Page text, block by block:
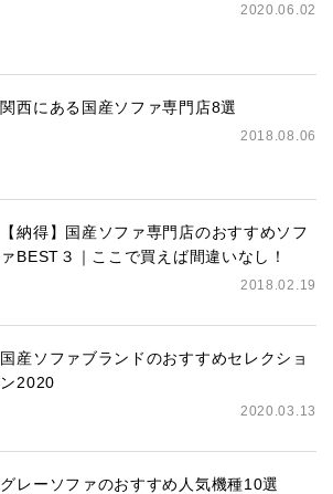
2020.06.02
関西にある国産ソファ専門店8選
2018.08.06
【納得】国産ソファ専門店のおすすめソフ
ァBEST３｜ここで買えば間違いなし！
2018.02.19
国産ソファブランドのおすすめセレクショ
ン2020
2020.03.13
グレーソファのおすすめ人気機種10選